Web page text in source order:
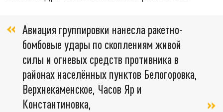
Авиация группировки нанесла ракетно-
бомбовые удары по скоплениям живой
силы и огневых средств противника в
районах населённых пунктов Белогоровка,
Верхнекаменское, Часов Яр и
Константиновка,